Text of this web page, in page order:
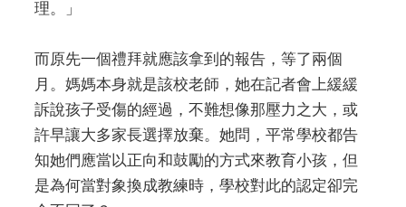
理。」
而原先一個禮拜就應該拿到的報告，等了兩個
月。媽媽本身就是該校老師，她在記者會上緩緩
訴說孩子受傷的經過，不難想像那壓力之大，或
許早讓大多家長選擇放棄。她問，平常學校都告
知她們應當以正向和鼓勵的方式來教育小孩，但
是為何當對象換成教練時，學校對此的認定卻完